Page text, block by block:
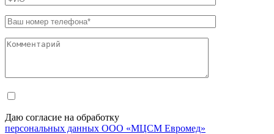
Даю согласие на обработку
персональных данных ООО «МЦСМ Евромед»